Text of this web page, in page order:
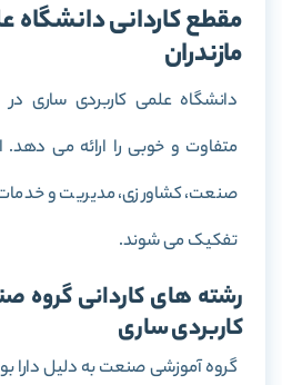
مقطع کاردانی دانشگاه
مازندران
دانشگاه علمی کاربردی ساری
متفاوت و خوبی را ارائه می دهد.
صنعت، کشاورزی، مدیریت و
تفکیک می شوند.
رشته های کاردانی گروه
کاربردی ساری
گروه آموزشی صنعت به دلیل دارا